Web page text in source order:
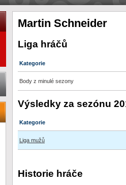
Martin Schneider
Liga hráčů
Kategorie
Body z minulé sezony
Výsledky za sezónu
Kategorie
Liga mužů
Historie hráče